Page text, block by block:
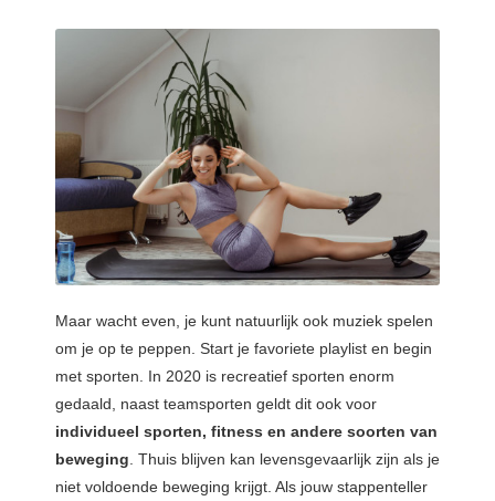
Maar wacht even, je kunt natuurlijk ook muziek spelen
om je op te peppen. Start je favoriete playlist en begin
met sporten. In 2020 is recreatief sporten enorm
gedaald, naast teamsporten geldt dit ook voor
individueel sporten, fitness en andere soorten van
beweging. Thuis blijven kan levensgevaarlijk zijn als je
niet voldoende beweging krijgt. Als jouw stappenteller